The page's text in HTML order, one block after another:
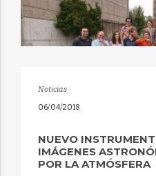
Noticias
06/04/2018
NUEVO
IMÁGENES
POR LA ATMÓSFERA